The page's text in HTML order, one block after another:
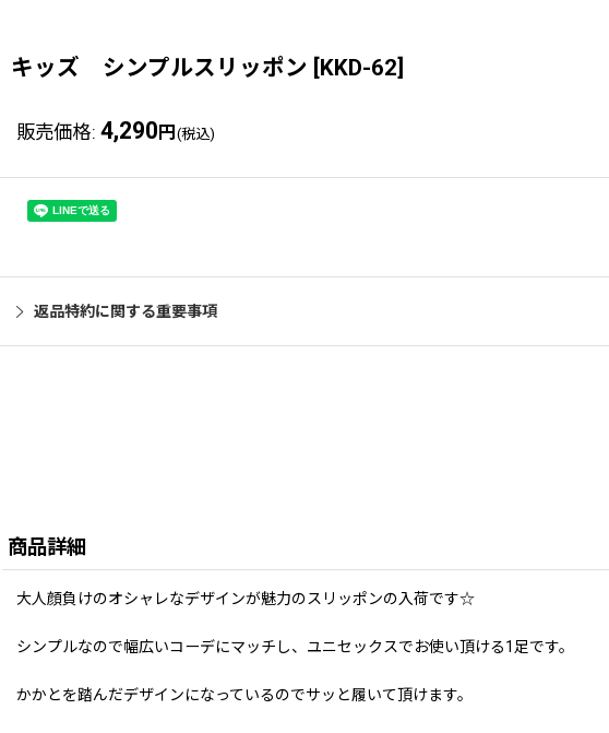
キッズ シンプルスリッポン [KKD-62]
販売価格: 4,290 円 (税込)
返品特約に関する重要事項
商品詳細
大人顔負けのオシャレなデザインが魅力のスリッポンの入荷です☆
シンプルなので幅広いコーデにマッチし、ユニセックスでお使い頂ける1足です。
かかとを踏んだデザインになっているのでサッと履いて頂けます。